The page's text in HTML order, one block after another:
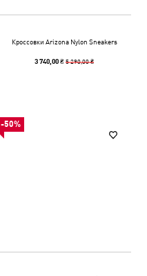
Кроссовки Arizona Nylon Sneakers
3 740,00 ₴5 290,00 ₴
-50%